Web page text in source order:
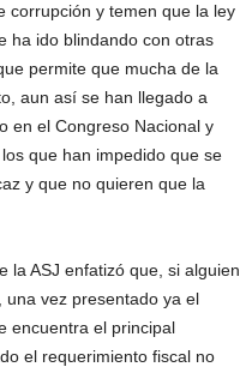
corrupción y temen que la ley
ha ido blindando con otras
permite que mucha de la
aun así se han llegado a
en el Congreso Nacional y
que han impedido que se
y que no quieren que la
la ASJ enfatizó que, si alguien
vez presentado ya el
encuentra el principal
el requerimiento fiscal no